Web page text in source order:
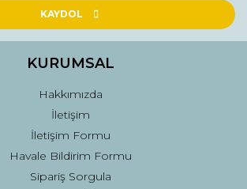
KAYDOL
KURUMSAL
Hakkımızda
İletişim
İletişim Formu
Havale Bildirim Formu
Sipariş Sorgula